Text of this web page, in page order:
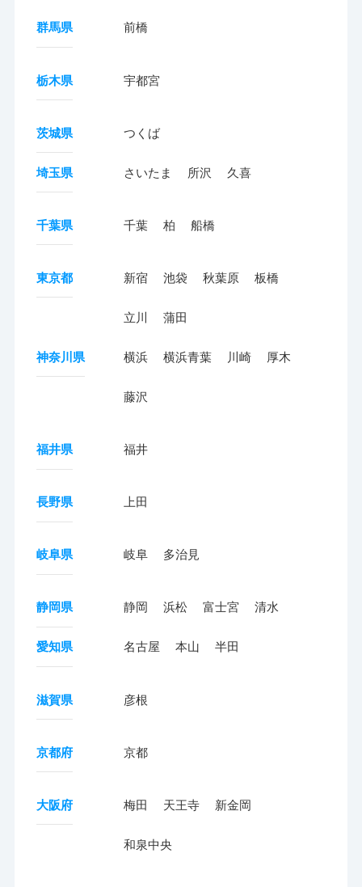
群馬県 前橋
栃木県 宇都宮
茨城県 つくば
埼玉県 さいたま 所沢 久喜
千葉県 千葉 柏 船橋
東京都 新宿 池袋 秋葉原 板橋
立川 蒲田
神奈川県 横浜 横浜青葉 川崎 厚木
藤沢
福井県 福井
長野県 上田
岐阜県 岐阜 多治見
静岡県 静岡 浜松 富士宮 清水
愛知県 名古屋 本山 半田
滋賀県 彦根
京都府 京都
大阪府 梅田 天王寺 新金岡
和泉中央